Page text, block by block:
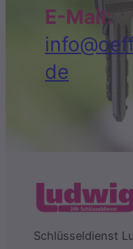
E-Mail:
de
Schlüsseldienst